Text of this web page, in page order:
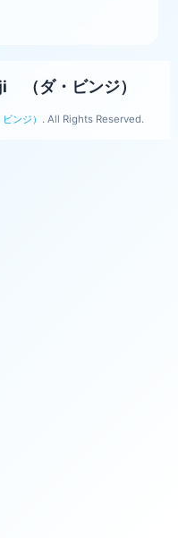
（ダ・ビンジ）
ンジ） . All Rights Reserved.